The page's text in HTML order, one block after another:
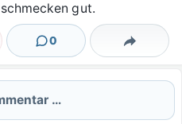
gut.
0
Kommentare Teilen
…